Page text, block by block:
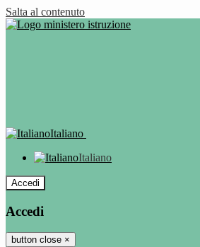
Salta al contenuto
Italiano
Italiano
Accedi
Accedi
button close ×